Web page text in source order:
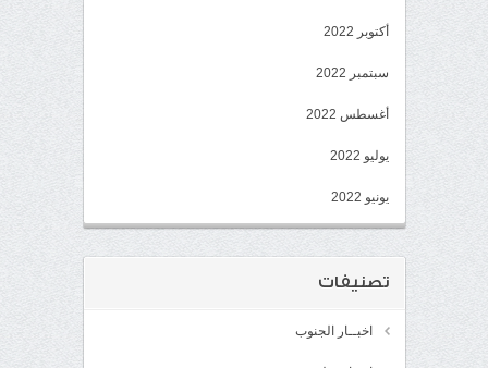
أكتوبر 2022
سبتمبر 2022
أغسطس 2022
يوليو 2022
يونيو 2022
تصنيفات
اخبــار الجنوب